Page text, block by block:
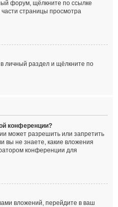
форум, щёлкните по ссылке
страницы просмотра
личный раздел и щёлкните по
конференции?
может разрешить или запретить
вы не знаете, какие вложения
конференции для
вложений, перейдите в ваш